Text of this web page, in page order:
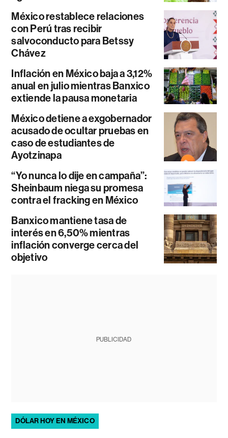
México restablece relaciones
con Perú tras recibir
salvoconducto para Betssy
Chávez
Inflación en México baja a 3,12%
anual en julio mientras Banxico
extiende la pausa monetaria
México detiene a exgobernador
acusado de ocultar pruebas en
caso de estudiantes de
Ayotzinapa
“Yo nunca lo dije en campaña”:
Sheinbaum niega su promesa
contra el fracking en México
Banxico mantiene tasa de
interés en 6,50% mientras
inflación converge cerca del
objetivo
PUBLICIDAD
DÓLAR HOY EN MÉXICO